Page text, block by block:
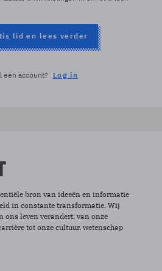
lid en lees verder
een account? Log in
bron van ideeën en informatie
in constante transformatie. Wij
ons leven verandert, van onze
tot onze cultuur, wetenschap